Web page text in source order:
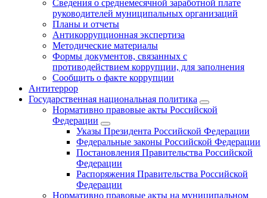
Сведения о среднемесячной заработной плате
руководителей муниципальных организаций
Планы и отчеты
Антикоррупционная экспертиза
Методические материалы
Формы документов, связанных с
противодействием коррупции, для заполнения
Сообщить о факте коррупции
Антитеррор
Государственная национальная политика
Нормативно правовые акты Российской
Федерации
Указы Президента Российской Федерации
Федеральные законы Российской Федерации
Постановления Правительства Российской
Федерации
Распоряжения Правительства Российской
Федерации
Нормативно правовые акты на муниципальном